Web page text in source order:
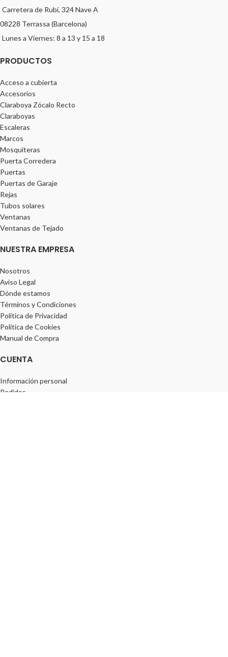
Carretera de Rubí, 324 Nave A
08228 Terrassa (Barcelona)
Lunes a Viernes: 8 a 13 y 15 a 18
PRODUCTOS
Acceso a cubierta
Accesorios
Claraboya Zócalo Recto
Claraboyas
Escaleras
Marcos
Mosquiteras
Puerta Corredera
Puertas
Puertas de Garaje
Rejas
Tubos solares
Ventanas
Ventanas de Tejado
NUESTRA EMPRESA
Nosotros
Aviso Legal
Dónde estamos
Términos y Condiciones
Política de Privacidad
Política de Cookies
Manual de Compra
CUENTA
Información personal
Pedidos